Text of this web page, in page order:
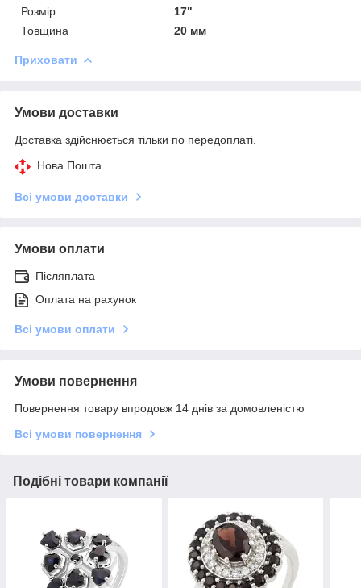
Розмір
17"
Товщина
20 мм
Приховати
Умови доставки
Доставка здійснюється тільки по передоплаті.
Нова Пошта
Всі умови доставки
Умови оплати
Післяплата
Оплата на рахунок
Всі умови оплати
Умови повернення
Повернення товару впродовж 14 днів за домовленістю
Всі умови повернення
Подібні товари компанії